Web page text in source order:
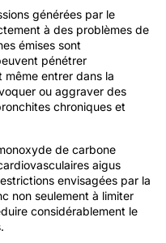
générées par le
à des problèmes de
émises sont
pénétrer
entrer dans la
ou aggraver des
chroniques et
de carbone
aigus
envisagées par la
non seulement à limiter
considérablement le